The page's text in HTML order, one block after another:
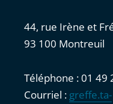
44, rue Irène et
93 100 Montreuil
Téléphone : 01 49
Courriel : greffe.ta-